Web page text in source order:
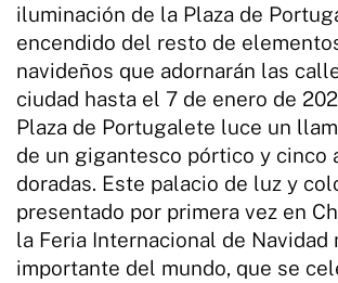
iluminación de la Plaza de
encendido del resto de
navideños que adornarán las
ciudad hasta el 7 de enero de
Plaza de Portugalete luce un
de un gigantesco pórtico y cinco
doradas. Este palacio de luz y
presentado por primera vez en
la Feria Internacional de Navidad
importante del mundo, que se